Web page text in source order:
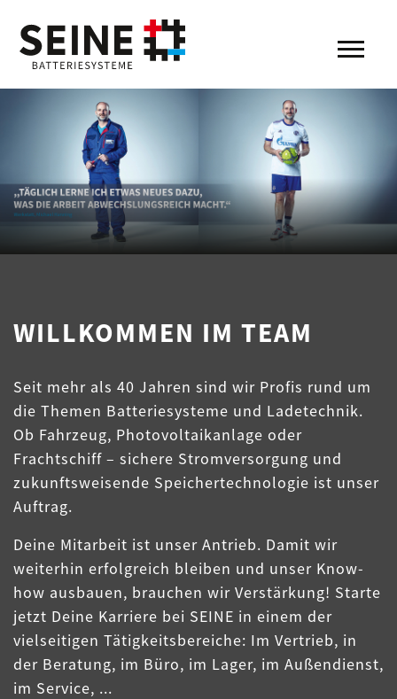
WILLKOMMEN IM TEAM
Seit mehr als 40 Jahren sind wir Profis rund um
die Themen Batteriesysteme und Ladetechnik.
Ob Fahrzeug, Photovoltaikanlage oder
Frachtschiff – sichere Stromversorgung und
zukunftsweisende Speichertechnologie ist unser
Auftrag.
Deine Mitarbeit ist unser Antrieb. Damit wir
weiterhin erfolgreich bleiben und unser Know-
how ausbauen, brauchen wir Verstärkung! Starte
jetzt Deine Karriere bei SEINE in einem der
vielseitigen Tätigkeitsbereiche: Im Vertrieb, in
der Beratung, im Büro, im Lager, im Außendienst,
im Service, ...